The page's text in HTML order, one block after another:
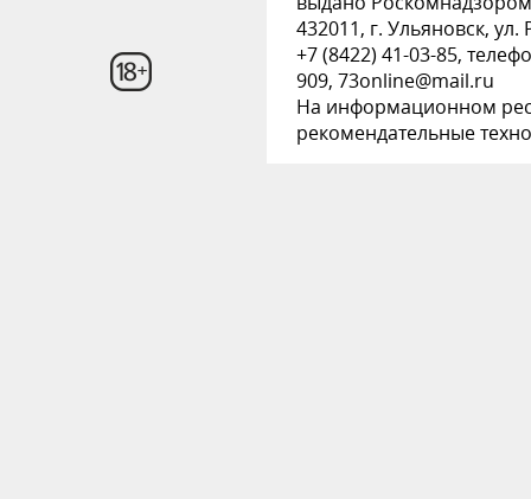
432011, г. Ульяновск,
+7 (8422) 41-03-85,
909, 73online@mail.ru
На информационном
рекомендательные